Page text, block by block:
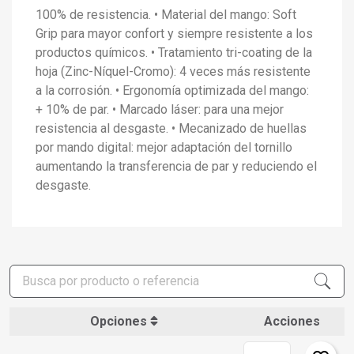
Añadir a la lista de deseos×
Crear lista de deseos ×
Nombre de la lista de deseos
Iniciar sesión ×
Debe iniciar sesión para guardar productos en su lista de
100% de resistencia. • Material del mango: Soft
Grip para mayor confort y siempre resistente a los
productos químicos. • Tratamiento tri-coating de la
hoja (Zinc-Níquel-Cromo): 4 veces más resistente
a la corrosión. • Ergonomía optimizada del mango:
+ 10% de par. • Marcado láser: para una mejor
resistencia al desgaste. • Mecanizado de huellas
por mando digital: mejor adaptación del tornillo
aumentando la transferencia de par y reduciendo el
desgaste.
Opciones Acciones